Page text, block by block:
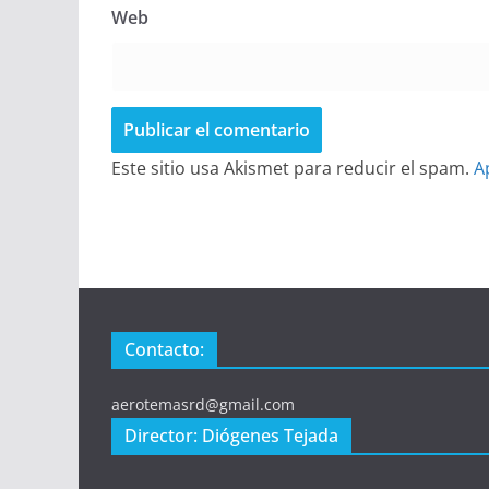
Web
Este sitio usa Akismet para reducir el spam.
Contacto:
aerotemasrd@gmail.com
Director: Diógenes Tejada